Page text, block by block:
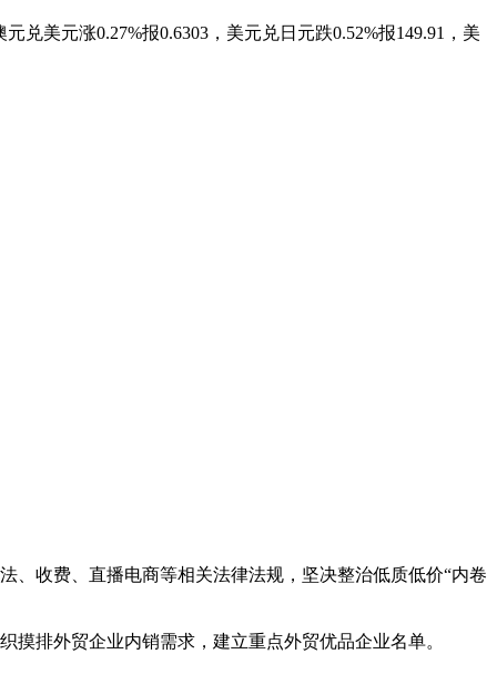
兑美元涨0.27%报0.6303，美元兑日元跌0.52%报149.91，美
、收费、直播电商等相关法律法规，坚决整治低质低价“内卷
排外贸企业内销需求，建立重点外贸优品企业名单。